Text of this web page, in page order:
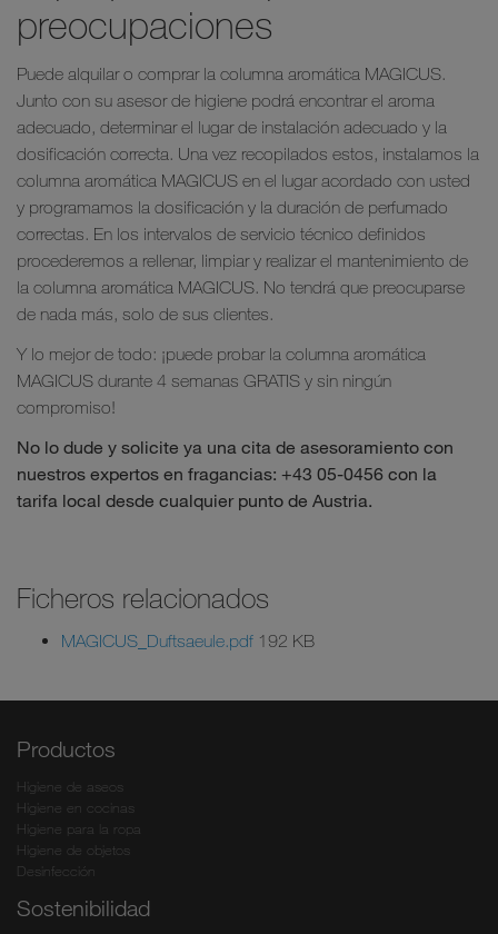
preocupaciones
Puede alquilar o comprar la columna aromática MAGICUS.
Junto con su asesor de higiene podrá encontrar el aroma
adecuado, determinar el lugar de instalación adecuado y la
dosificación correcta. Una vez recopilados estos, instalamos la
columna aromática MAGICUS en el lugar acordado con usted
y programamos la dosificación y la duración de perfumado
correctas. En los intervalos de servicio técnico definidos
procederemos a rellenar, limpiar y realizar el mantenimiento de
la columna aromática MAGICUS. No tendrá que preocuparse
de nada más, solo de sus clientes.
Y lo mejor de todo: ¡puede probar la columna aromática
MAGICUS durante 4 semanas GRATIS y sin ningún
compromiso!
No lo dude y solicite ya una cita de asesoramiento con
nuestros expertos en fragancias: +43 05-0456 con la
tarifa local desde cualquier punto de Austria.
Ficheros relacionados
MAGICUS_Duftsaeule.pdf 192 KB
Productos
Higiene de aseos
Higiene en cocinas
Higiene para la ropa
Higiene de objetos
Desinfección
Sostenibilidad